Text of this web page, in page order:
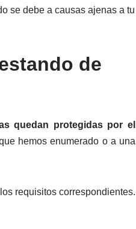
se debe a causas ajenas a tu
de
quedan protegidas por el
hemos enumerado o a una
requisitos correspondientes.